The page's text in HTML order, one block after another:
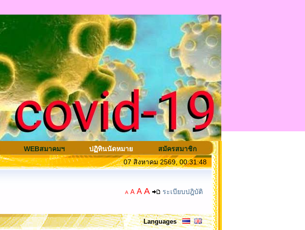
WEBสมาคมฯ ปฏิทินนัดหมาย
สมัครสมาชิก
07 สิงหาคม 2569, 00:31:48
A A A A ระเบียบปฎิบัติ
Languages